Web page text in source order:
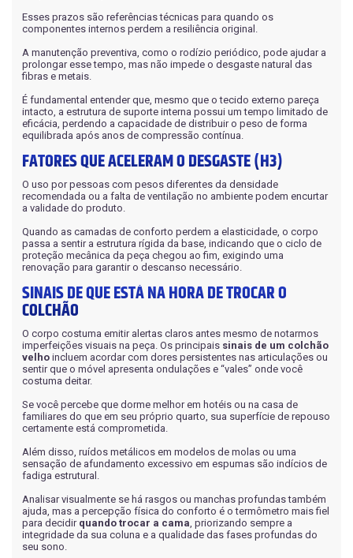
Siga nas redes sociais
Esses prazos são referências técnicas para quando os
componentes internos perdem a resiliência original.
A manutenção preventiva, como o rodízio periódico, pode ajudar a
prolongar esse tempo, mas não impede o desgaste natural das
fibras e metais.
É fundamental entender que, mesmo que o tecido externo pareça
intacto, a estrutura de suporte interna possui um tempo limitado de
eficácia, perdendo a capacidade de distribuir o peso de forma
equilibrada após anos de compressão contínua.
FATORES QUE ACELERAM O DESGASTE (H3)
O uso por pessoas com pesos diferentes da densidade
recomendada ou a falta de ventilação no ambiente podem encurtar
a validade do produto.
Quando as camadas de conforto perdem a elasticidade, o corpo
passa a sentir a estrutura rígida da base, indicando que o ciclo de
proteção mecânica da peça chegou ao fim, exigindo uma
renovação para garantir o descanso necessário.
SINAIS DE QUE ESTÁ NA HORA DE TROCAR O
COLCHÃO
O corpo costuma emitir alertas claros antes mesmo de notarmos
imperfeições visuais na peça. Os principais sinais de um colchão
velho incluem acordar com dores persistentes nas articulações ou
sentir que o móvel apresenta ondulações e “vales” onde você
costuma deitar.
Se você percebe que dorme melhor em hotéis ou na casa de
familiares do que em seu próprio quarto, sua superfície de repouso
certamente está comprometida.
Além disso, ruídos metálicos em modelos de molas ou uma
sensação de afundamento excessivo em espumas são indícios de
fadiga estrutural.
Analisar visualmente se há rasgos ou manchas profundas também
ajuda, mas a percepção física do conforto é o termômetro mais fiel
para decidir quando trocar a cama , priorizando sempre a
integridade da sua coluna e a qualidade das fases profundas do
seu sono.